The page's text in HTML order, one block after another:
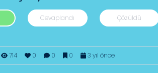
Cevaplandı Çözüldü
714 0 0 0 3 yıl önce